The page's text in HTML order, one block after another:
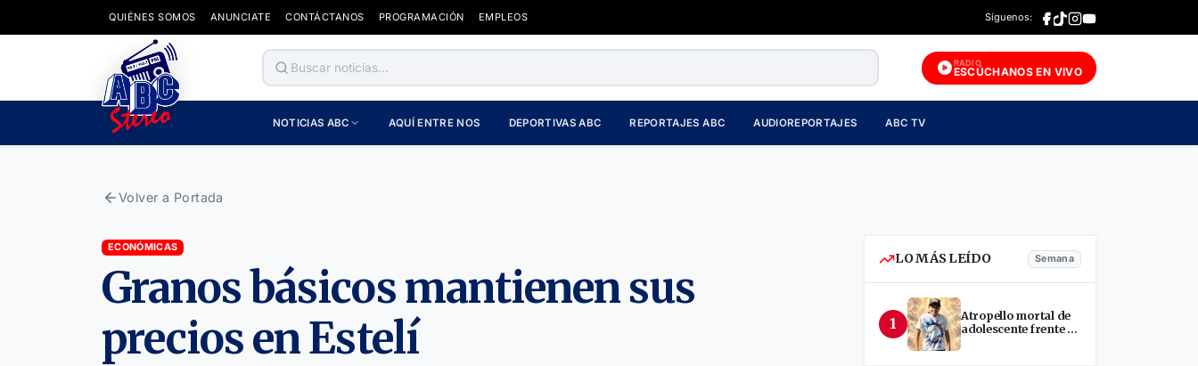
QUIÉNES SOMOS ANUNCIATE CONTÁCTANOS PROGRAMACIÓN EMPLEOS Síguenos:
RADIO
ESCÚCHANOS EN VIVO
NOTICIAS ABC AQUÍ ENTRE NOS DEPORTIVAS ABC REPORTAJES ABC AUDIOREPORTAJES ABC TV
Volver a Portada
ECONÓMICAS
Granos básicos mantienen sus
precios en Estelí
LO MÁS LEÍDO Semana
1
Atropello mortal de
adolescente frente a